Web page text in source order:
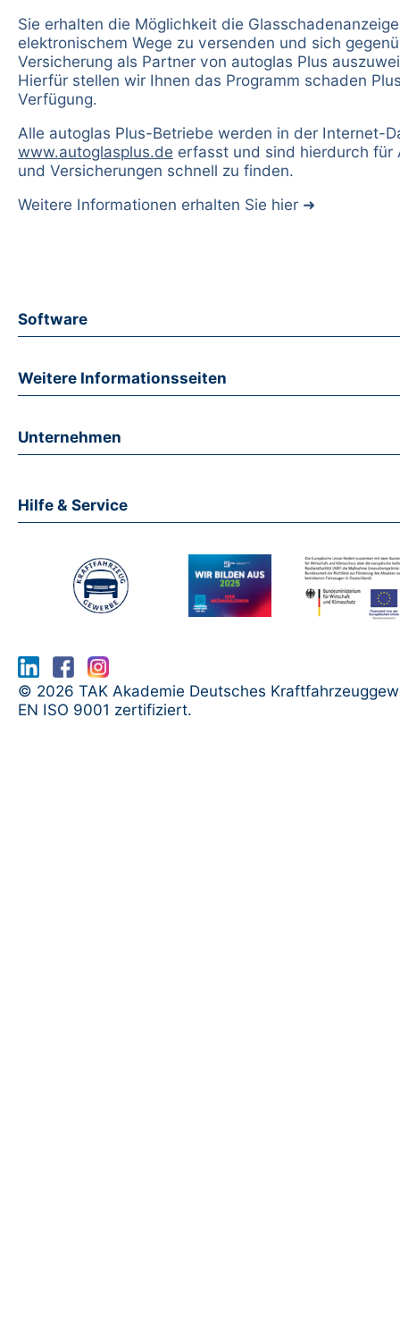
Sie erhalten die Möglichkeit die
elektronischem Wege zu versenden und sich
Versicherung als Partner von autoglas Plus
Hierfür stellen wir Ihnen das Programm schaden
Verfügung.
Alle autoglas Plus-Betriebe werden in der Internet-
www.autoglasplus.de erfasst und sind hierdurch für
und Versicherungen schnell zu finden.
Weitere Informationen erhalten Sie hier
Software
Weitere Informationsseiten
Unternehmen
Hilfe & Service
© 2026 TAK Akademie Deutsches
EN ISO 9001 zertifiziert.